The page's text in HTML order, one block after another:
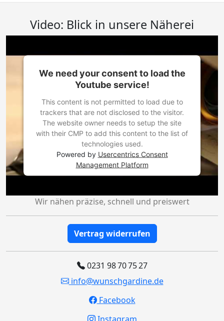
Video: Blick in unsere Näherei
We need your consent to load the
Youtube service!
This content is not permitted to load due to
trackers that are not disclosed to the visitor.
The website owner needs to setup the site
with their CMP to add this content to the list of
technologies used.
Powered by Usercentrics Consent
Management Platform
Wir nähen präzise, schnell und preiswert
Vertrag widerrufen
0231 98 70 75 27
info@wunschgardine.de
Facebook